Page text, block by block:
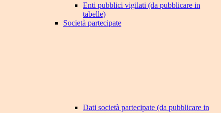
Enti pubblici vigilati (da pubblicare in
tabelle)
Società partecipate
Dati società partecipate (da pubblicare in